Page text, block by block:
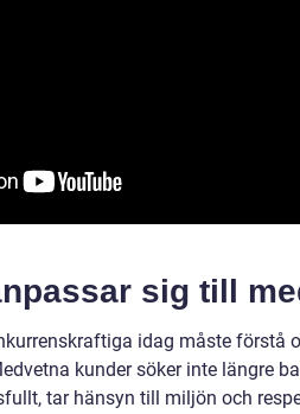
sig till
idag måste förstå
kunder söker inte längre
tar hänsyn till miljön och